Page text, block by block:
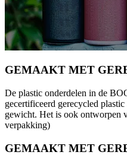
GEMAAKT MET
De plastic onderdelen in de
gecertificeerd gerecycled
gewicht. Het is ook ontworpen
verpakking)
GEMAAKT MET